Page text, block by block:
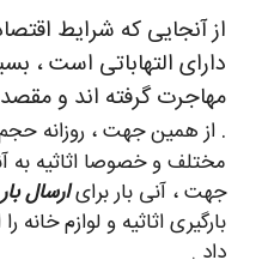
از آنجایی که شرایط
دارای التهاباتی است ،
مهاجرت گرفته اند و
. از همین جهت ، روزانه حجم
مختلف و خصوصا اثاثیه به
جهت ، آنی بار برایارسال
بارگیری اثاثیه و لوازم
داد .